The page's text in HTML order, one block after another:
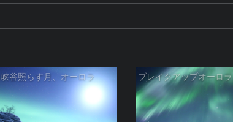
峡谷照らす月、オーロラ ブレイクアップオーロラ